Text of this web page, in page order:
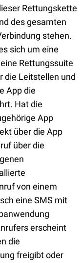
Rettungskette
des gesamten
stehen.
sich um eine
Rettungssuite
die Leitstellen und
App die
Hat die
App
über die App
über die
von einem
eine SMS mit
erscheint
die
freigibt oder